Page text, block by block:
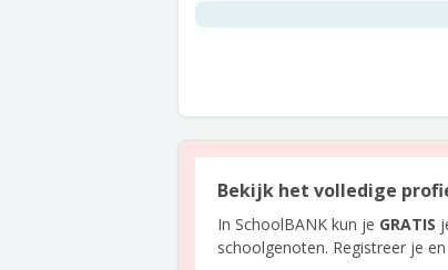
Bekijk het volledige
In SchoolBANK kun je GRATIS
schoolgenoten. Registreer je